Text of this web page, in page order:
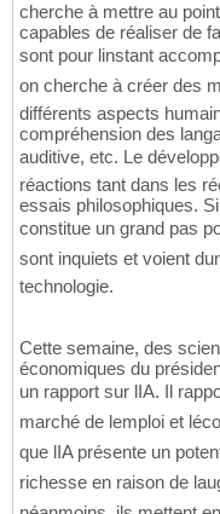
cherche à mettre au
capables de réaliser de
sont pour linstant
on cherche à créer des
différents aspects
compréhension des
auditive, etc. Le
réactions tant dans les
essais philosophiques.
constitue un grand pas
sont inquiets et voient
technologie.
Cette semaine, des
économiques du
un rapport sur lIA. Il
marché de lemploi et
que lIA présente un
richesse en raison de